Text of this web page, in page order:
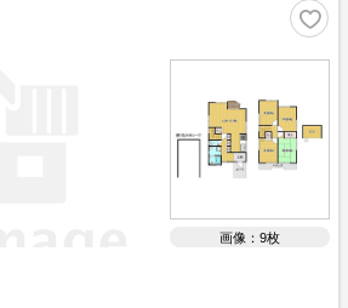
画像：9枚